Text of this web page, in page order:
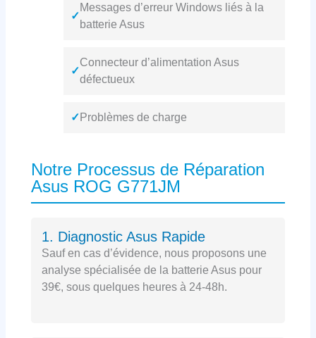
✓
Messages d’erreur Windows liés à la
batterie Asus
✓
Connecteur d’alimentation Asus
défectueux
✓ Problèmes de charge
Notre Processus de Réparation
Asus ROG G771JM
1. Diagnostic Asus Rapide
Sauf en cas d’évidence, nous proposons une
analyse spécialisée de la batterie Asus pour
39€, sous quelques heures à 24-48h.